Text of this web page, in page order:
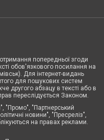
попередньої згоди
обов'язкового посилання на
Для інтернет-видань
для пошукових систем
другого абзацу в тексті або в
переслідується Законом.
"Промо", "Партнерський
новини", "Пресреліз",
на правах реклами.